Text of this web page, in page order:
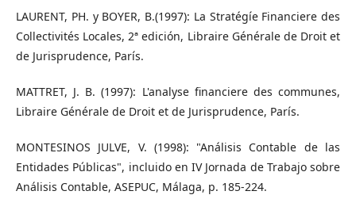
LAURENT, PH. y BOYER, B.(1997): La Stratégíe Financiere des
Collectivités Locales, 2ª edición, Libraire Générale de Droit et
de Jurisprudence, París.
MATTRET, J. B. (1997): L'analyse financiere des communes,
Libraire Générale de Droit et de Jurisprudence, París.
MONTESINOS JULVE, V. (1998): "Análisis Contable de las
Entidades Públicas", incluido en IV Jor­nada de Trabajo sobre
Análisis Contable, ASEPUC, Málaga, p. 185-224.